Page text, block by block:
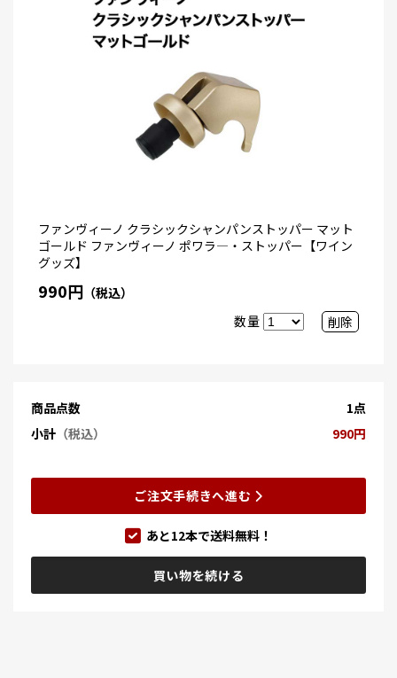
ファンヴィーノ クラシックシャンパンストッパー マット
ゴールド ファンヴィーノ ポワラ―・ストッパー【ワイン
グッズ】
990円 （税込）
数量
削除
商品点数
1点
小計 （税込） 990円
ご注文手続きへ進む
あと12本で送料無料！
買い物を続ける